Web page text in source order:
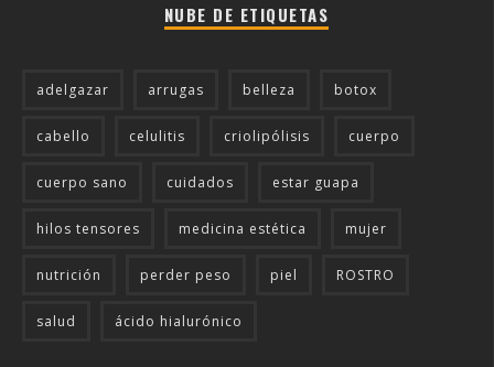
NUBE DE ETIQUETAS
adelgazar arrugas belleza botox
cabello celulitis criolipólisis cuerpo
cuerpo sano cuidados estar guapa
hilos tensores medicina estética mujer
nutrición perder peso piel ROSTRO
salud ácido hialurónico